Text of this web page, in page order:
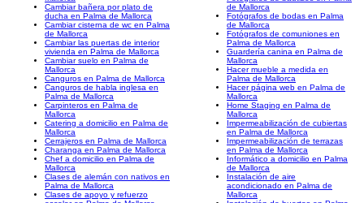
Cambiar bañera por plato de
ducha en Palma de Mallorca
Cambiar cisterna de wc en Palma
de Mallorca
Cambiar las puertas de interior
vivienda en Palma de Mallorca
Cambiar suelo en Palma de
Mallorca
Canguros en Palma de Mallorca
Canguros de habla inglesa en
Palma de Mallorca
Carpinteros en Palma de
Mallorca
Catering a domicilio en Palma de
Mallorca
Cerrajeros en Palma de Mallorca
Charanga en Palma de Mallorca
Chef a domicilio en Palma de
Mallorca
Clases de alemán con nativos en
Palma de Mallorca
Clases de apoyo y refuerzo
de Mallorca
Fotógrafos de bodas en Palma
de Mallorca
Fotógrafos de comuniones en
Palma de Mallorca
Guardería canina en Palma de
Mallorca
Hacer mueble a medida en
Palma de Mallorca
Hacer página web en Palma de
Mallorca
Home Staging en Palma de
Mallorca
Impermeabilización de cubiertas
en Palma de Mallorca
Impermeabilización de terrazas
en Palma de Mallorca
Informático a domicilio en Palma
de Mallorca
Instalación de aire
acondicionado en Palma de
Mallorca